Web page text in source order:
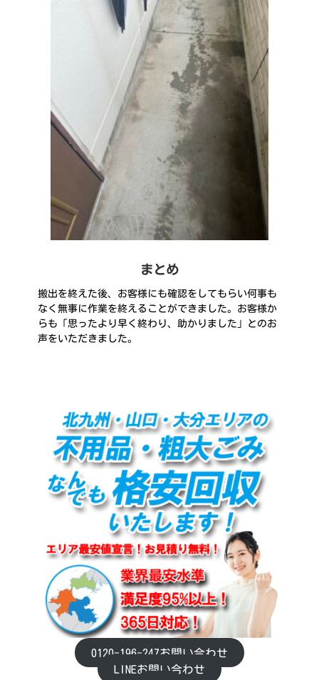
まとめ
搬出を終えた後、お客様にも確認をしてもらい何事も
なく無事に作業を終えることができました。お客様か
らも「思ったより早く終わり、助かりました」とのお
声をいただきました。
0120-196-247お問い合わせ
LINEお問い合わせ